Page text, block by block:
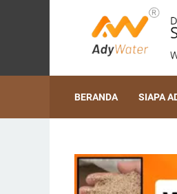
BERANDA SIAPA